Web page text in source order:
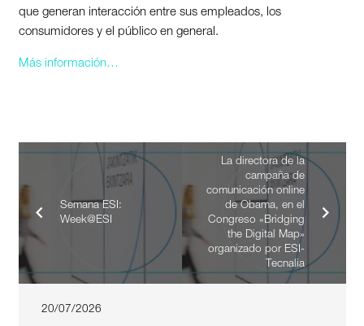
que generan interacción entre sus empleados, los
consumidores y el público en general.
Más información…
Semana ESI:
Week@ESI
La directora de la
campaña de
comunicación online
de Obama, en el
Congreso «Bridging
the Digital Map»
organizado por ESI-
Tecnalia
20/07/2026